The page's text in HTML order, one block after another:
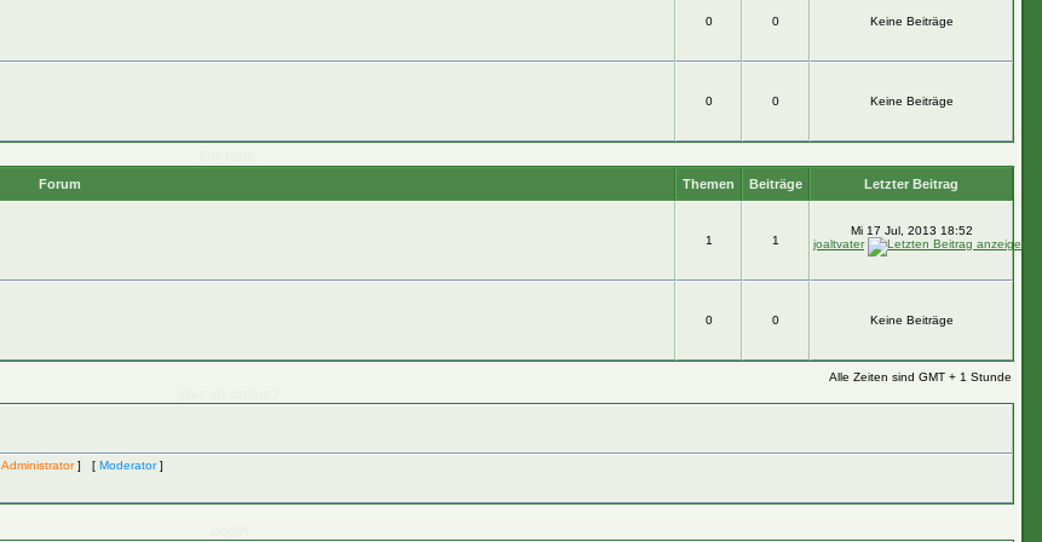
0 0 Keine Beiträge
0 0 Keine Beiträge
Forum Themen Beiträge Letzter Beitrag
1 1
Mi 17 Jul, 2013 18:52
joaltvater
0 0 Keine Beiträge
Alle Zeiten sind GMT + 1 Stunde
Administrator] [ Moderator]